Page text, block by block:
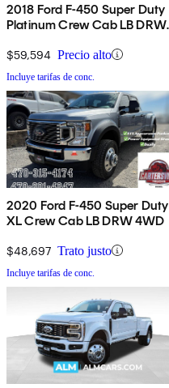
2018 Ford F-450 Super Duty
Platinum Crew Cab LB DRW
$59,594 Precio alto
Incluye tarifas de conc.
2020 Ford F-450 Super Duty
XL Crew Cab LB DRW 4WD
$48,697 Trato justo
Incluye tarifas de conc.